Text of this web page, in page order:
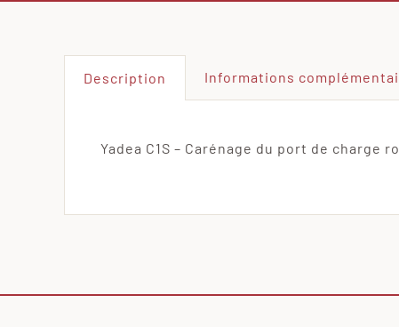
Description Informations
Yadea C1S – Carénage du port de charge